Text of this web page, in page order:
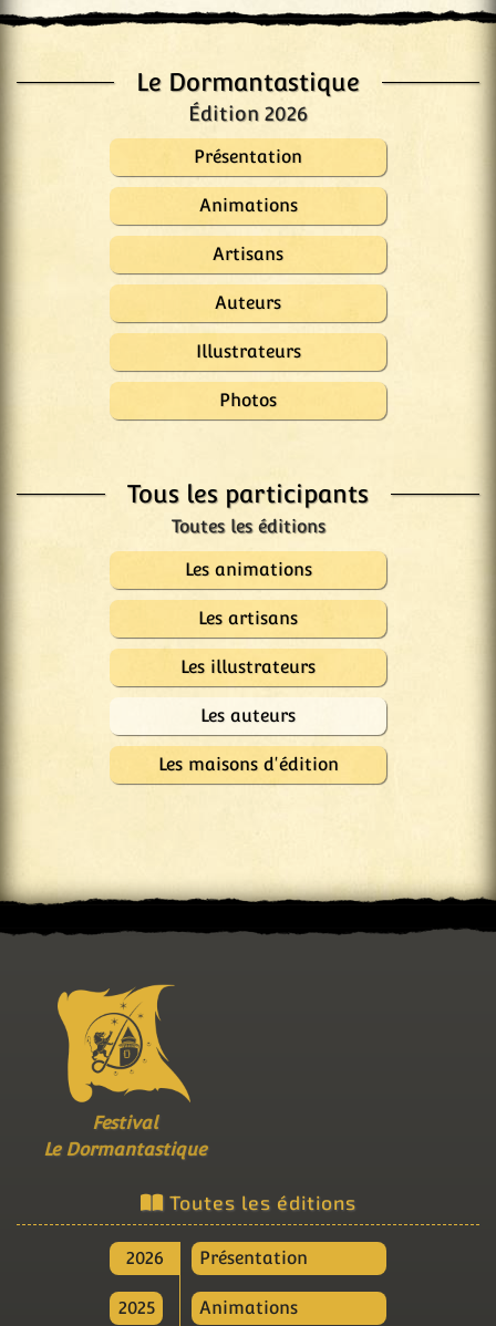
Le Dormantastique
Édition 2026
Présentation
Animations
Artisans
Auteurs
Illustrateurs
Photos
Tous les participants
Les animations
Les artisans
Les illustrateurs
Les auteurs
Les maisons d'édition
Festival
Le Dormantastique
Toutes les éditions
2026
2025
Présentation
Animations